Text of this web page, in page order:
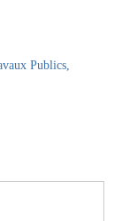
Publics